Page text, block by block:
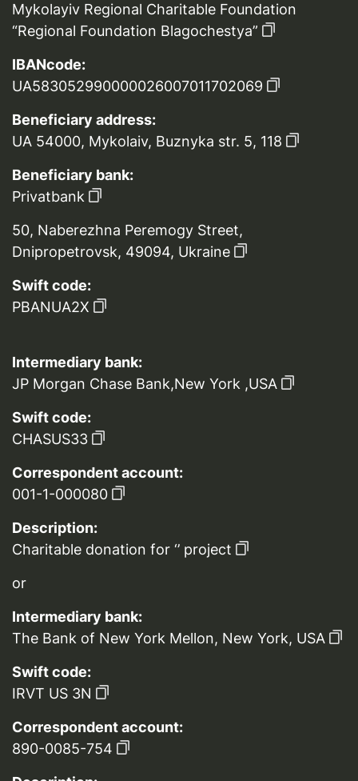
Mykolayiv Regional Charitable Foundation
“Regional Foundation Blagochestya”
IBANcode:
UA583052990000026007011702069
Beneficiary address:
UA 54000, Mykolaiv, Buznyka str. 5, 118
Beneficiary bank:
Privatbank
50, Naberezhna Peremogy Street,
Dnipropetrovsk, 49094, Ukraine
Swift code:
PBANUA2X
Intermediary bank:
JP Morgan Chase Bank,New York ,USA
Swift code:
CHASUS33
Correspondent account:
001-1-000080
Description:
Charitable donation for ‘’ project
or
Intermediary bank:
The Bank of New York Mellon, New York, USA
Swift code:
IRVT US 3N
Correspondent account:
890-0085-754